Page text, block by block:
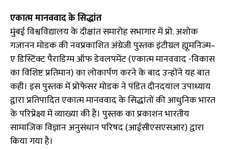
एकात्म मानववाद के सिद्धांत
मुंबई विश्वविद्यालय के दीक्षांत समारोह सभागार में प्रो. अशोक
गजानन मोडक की नवप्रकाशित अंग्रेजी पुस्तक इंटीग्रल ह्यूमनिज्म–
ए डिस्टिंक्ट पैराडिग्म ऑफ डेवलपमेंट (एकात्म मानववाद -विकास
का विशिष्ट प्रतिमान) का लोकार्पण करने के बाद उन्होंने यह बात
कही। इस पुस्तक में प्रोफेसर मोडक ने पंडित दीनदयाल उपाध्याय
द्वारा प्रतिपादित एकात्म मानववाद के सिद्धांतों की आधुनिक भारत
के परिप्रेक्ष्य में व्याख्या की है। पुस्तक का प्रकाशन भारतीय
सामाजिक विज्ञान अनुसंधान परिषद (आईसीएसएसआर) द्वारा
किया गया है।